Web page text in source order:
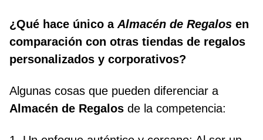
¿Qué hace único a Almacén de Regalos en
comparación con otras tiendas de regalos
personalizados y corporativos?
Algunas cosas que pueden diferenciar a
Almacén de Regalos de la competencia: